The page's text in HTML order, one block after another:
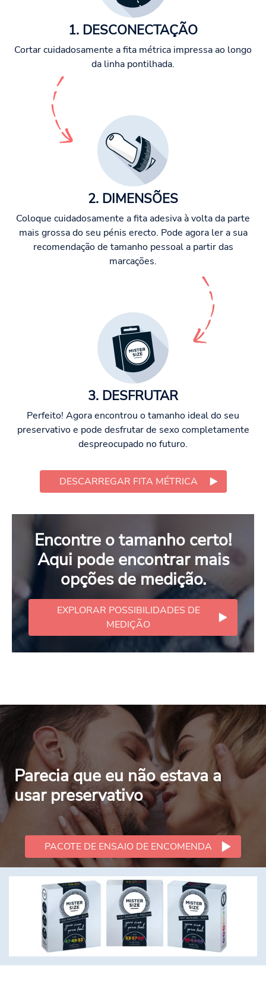
1. DESCONECTAÇÃO
Cortar cuidadosamente a fita métrica impressa ao longo
da linha pontilhada.
2. DIMENSÕES
Coloque cuidadosamente a fita adesiva à volta da parte
mais grossa do seu pénis erecto. Pode agora ler a sua
recomendação de tamanho pessoal a partir das
marcações.
3. DESFRUTAR
Perfeito! Agora encontrou o tamanho ideal do seu
preservativo e pode desfrutar de sexo completamente
despreocupado no futuro.
DESCARREGAR FITA MÉTRICA
Encontre o tamanho certo!
Aqui pode encontrar mais
opções de medição.
EXPLORAR POSSIBILIDADES DE
MEDIÇÃO
Parecia que eu não estava a
usar preservativo
PACOTE DE ENSAIO DE ENCOMENDA